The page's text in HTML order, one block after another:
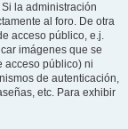
la administración
al foro. De otra
acceso público, e.j.
imágenes que se
acceso público) ni
de autenticación,
etc. Para exhibir